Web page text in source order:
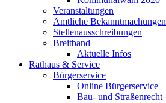
Veranstaltungen
Amtliche Bekanntmachungen
Stellenausschreibungen
Breitband
Aktuelle Infos
Rathaus & Service
Bürgerservice
Online Bürgerservice
Bau- und Straßenrecht